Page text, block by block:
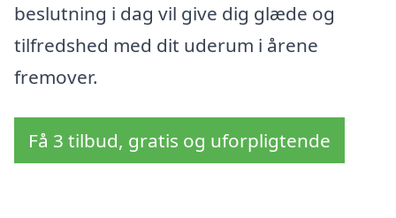
beslutning i dag vil give dig glæde og
tilfredshed med dit uderum i årene
fremover.
Få 3 tilbud, gratis og uforpligtende